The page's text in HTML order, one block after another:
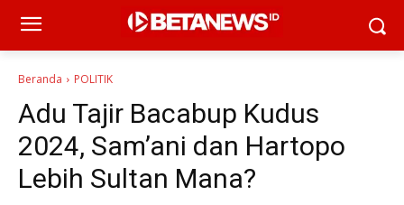
Beranda POLITIK
Adu Tajir Bacabup Kudus
2024, Sam’ani dan Hartopo
Lebih Sultan Mana?